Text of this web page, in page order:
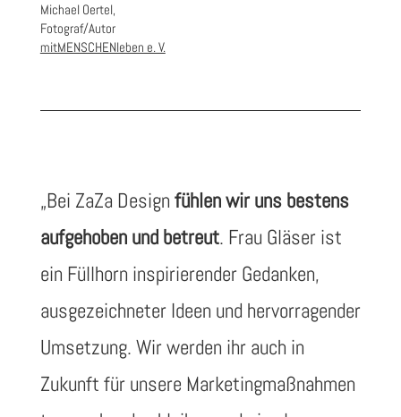
Michael Oertel,
Fotograf/Autor
mitMENSCHENleben e. V.
„Bei ZaZa Design fühlen wir uns bestens
aufgehoben und betreut. Frau Gläser ist
ein Füllhorn inspirierender Gedanken,
ausgezeichneter Ideen und hervorragender
Umsetzung. Wir werden ihr auch in
Zukunft für unsere Marketingmaßnahmen